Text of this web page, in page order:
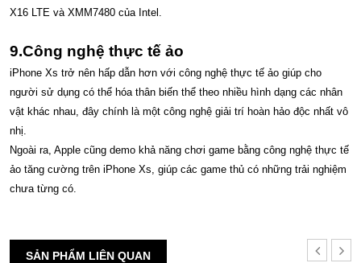
X16 LTE và XMM7480 của Intel.
9.Công nghệ thực tế ảo
iPhone Xs trở nên hấp dẫn hơn với công nghệ thực tế ảo giúp cho
người sử dụng có thể hóa thân biến thể theo nhiều hình dạng các nhân
vật khác nhau, đây chính là một công nghệ giải trí hoàn hảo độc nhất vô
nhị.
Ngoài ra, Apple cũng demo khả năng chơi game bằng công nghệ thực tế
ảo tăng cường trên iPhone Xs, giúp các game thủ có những trải nghiệm
chưa từng có.
SẢN PHẨM LIÊN QUAN